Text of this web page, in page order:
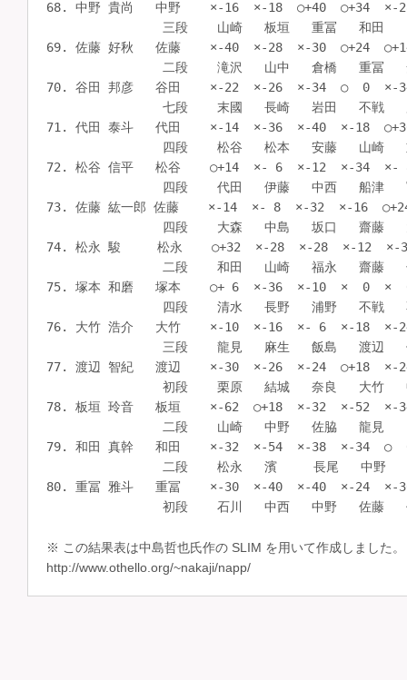
※ この結果表は中島哲也氏作の SLIM を用いて作成しました。
http://www.othello.org/~nakaji/napp/